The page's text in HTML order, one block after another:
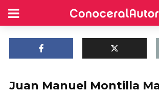
Juan Manuel Montilla